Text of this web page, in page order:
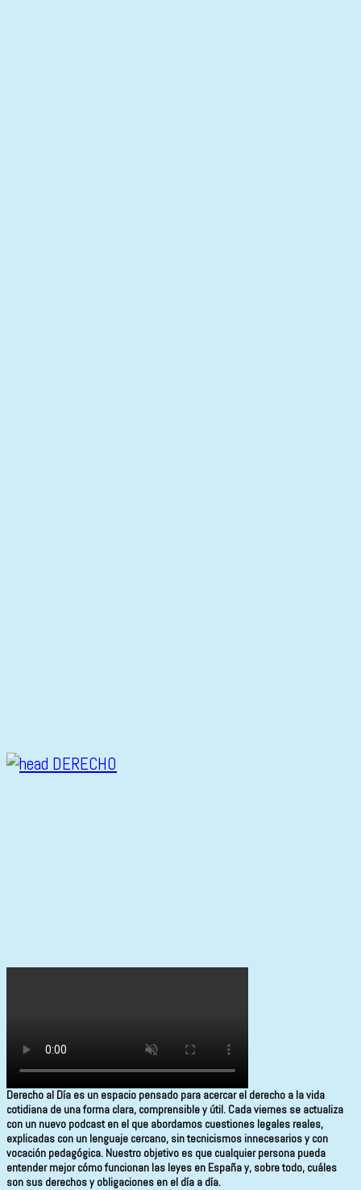
Derecho al Día es un espacio pensado para acercar el derecho a la vida
cotidiana de una forma clara, comprensible y útil. Cada viernes se actualiza
con un nuevo podcast en el que abordamos cuestiones legales reales,
explicadas con un lenguaje cercano, sin tecnicismos innecesarios y con
vocación pedagógica. Nuestro objetivo es que cualquier persona pueda
entender mejor cómo funcionan las leyes en España y, sobre todo, cuáles
son sus derechos y obligaciones en el día a día.